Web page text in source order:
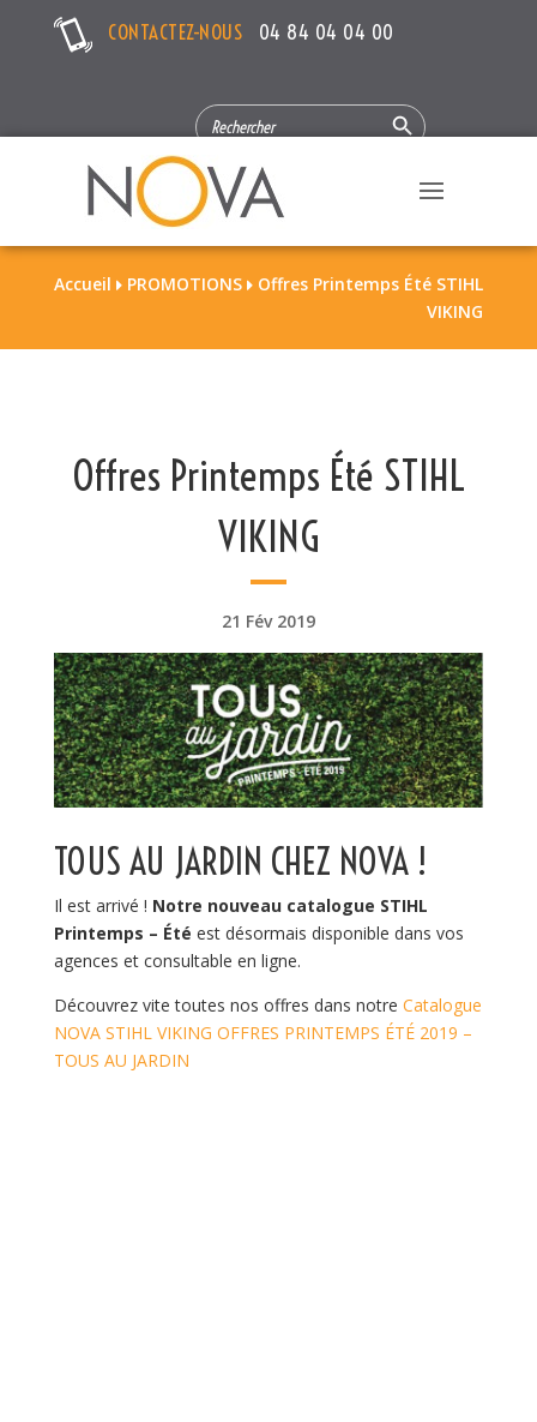
CONTACTEZ-NOUS 04 84 04 04 00
SEARCH
FOR:
Search Button
Accueil  PROMOTIONS  Offres Printemps Été STIHL
VIKING
Offres Printemps Été STIHL
VIKING
21 Fév 2019
TOUS AU JARDIN CHEZ NOVA !
Il est arrivé ! Notre nouveau catalogue STIHL
Printemps – Été est désormais disponible dans vos
agences et consultable en ligne.
Découvrez vite toutes nos offres dans notre Catalogue
NOVA STIHL VIKING OFFRES PRINTEMPS ÉTÉ 2019 –
TOUS AU JARDIN